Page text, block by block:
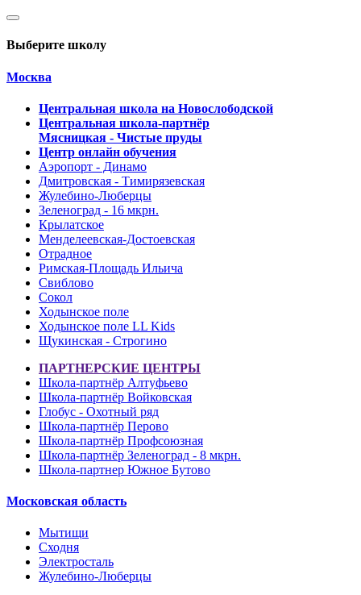
Выберите школу
Москва
Центральная школа на Новослободской
Центральная школа-партнёр
Мясницкая - Чистые пруды
Центр онлайн обучения
Аэропорт - Динамо
Дмитровская - Тимирязевская
Жулебино-Люберцы
Зеленоград - 16 мкрн.
Крылатское
Менделеевская-Достоевская
Отрадное
Римская-Площадь Ильича
Свиблово
Сокол
Ходынское поле
Ходынское поле LL Kids
Щукинская - Строгино
ПАРТНЕРСКИЕ ЦЕНТРЫ
Школа-партнёр Алтуфьево
Школа-партнёр Войковская
Глобус - Охотный ряд
Школа-партнёр Перово
Школа-партнёр Профсоюзная
Школа-партнёр Зеленоград - 8 мкрн.
Школа-партнер Южное Бутово
Московская область
Мытищи
Сходня
Электросталь
Жулебино-Люберцы